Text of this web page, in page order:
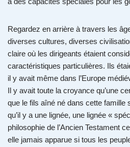
Regardez en arrière à travers les
diverses cultures, diverses
claire où les dirigeants étaient
caractéristiques particulières. Ils
il y avait même dans l’Europe
Il y avait toute la croyance qu’une
que le fils aîné né dans cette famille
qu’il y a une lignée, une lignée «
philosophie de l’Ancien Testament
elle jamais apparue si tous les